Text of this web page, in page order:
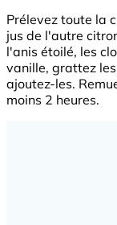
Prélevez toute la
jus de l'autre
l'anis étoilé, les
vanille, grattez
ajoutez-les.
moins 2 heures.